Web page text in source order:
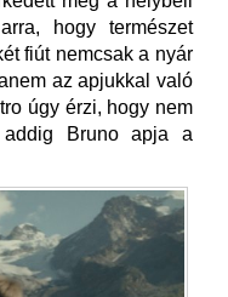
hogy természet
fiút nemcsak a nyár
az apjukkal való
úgy érzi, hogy nem
Bruno apja a